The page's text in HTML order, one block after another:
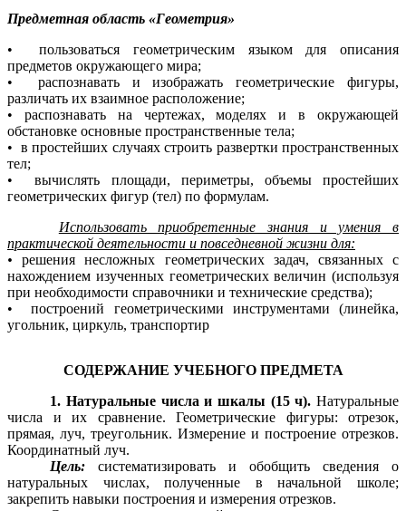
Предметная область «Геометрия»
• пользоваться геометрическим языком для описания
предметов окружающего мира;
• распознавать и изображать геометрические фигуры,
различать их взаимное расположение;
• распознавать на чертежах, моделях и в окружающей
обстановке основные пространственные тела;
• в простейших случаях строить развертки пространственных
тел;
• вычислять площади, периметры, объемы простейших
геометрических фигур (тел) по формулам.
Использовать приобретенные знания и умения в
практической деятельности и повседневной жизни для:
•решения несложных геометрических задач, связанных с
нахождением изученных геометрических величин (используя
при необходимости справочники и технические средства);
• построений геометрическими инструментами (линейка,
угольник, циркуль, транспортир
СОДЕРЖАНИЕ УЧЕБНОГО ПРЕДМЕТА
1. Натуральные числа и шкалы (15 ч). Натуральные
числа и их сравнение. Геометрические фигуры: отрезок,
прямая, луч, треугольник. Измерение и построение отрезков.
Координатный луч.
Цель: систематизировать и обобщить сведения о
натуральных числах, полученные в начальной школе;
закрепить навыки построения и измерения отрезков.